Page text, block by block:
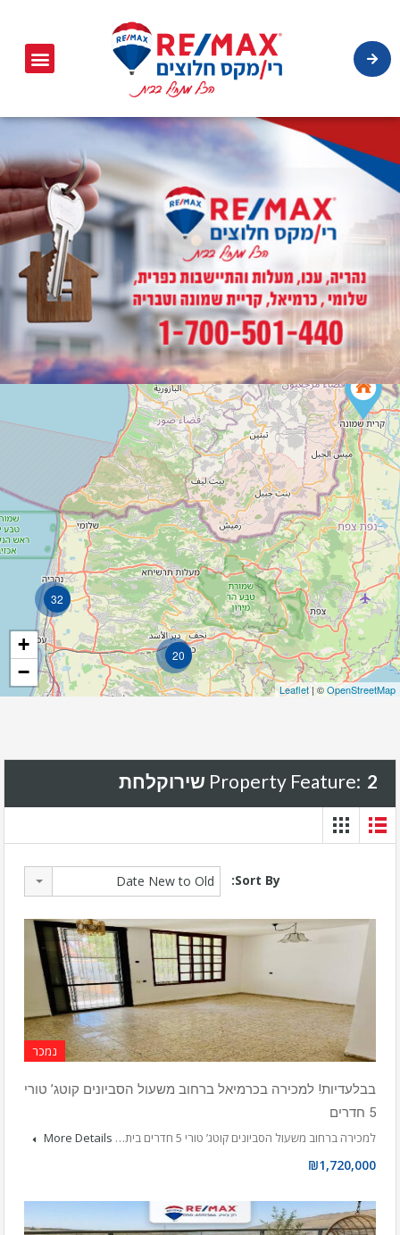
32
20
+
−
Leaflet | ©OpenStreetMap
Property Feature: 2 שירוקלחת
Sort By:
Date New to Old
נמכר
בבלעדיות! למכירה בכרמיאל ברחוב משעול הסביונים קוטג’ טורי
5 חדרים
למכירה ברחוב משעול הסביונים קוטג’ טורי 5 חדרים בית…
More Details
₪1,720,000